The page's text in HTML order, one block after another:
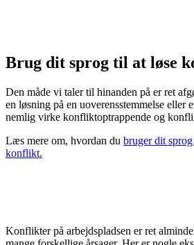
Brug dit sprog til at løse
Den måde vi taler til hinanden på er ret
en løsning på en uoverensstemmelse eller
nemlig virke konfliktoptrappende og
Læs mere om, hvordan du bruger dit
konflikt.
Konflikter på arbejdspladsen er ret